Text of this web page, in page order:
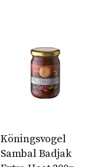
Köningsvogel
Sambal Badjak